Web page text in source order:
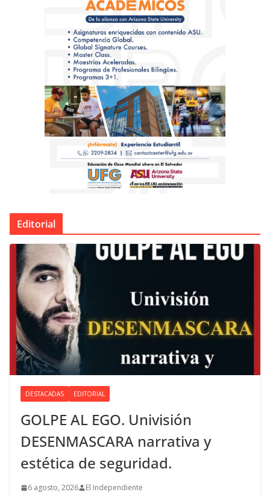
Editorial
DESTACADAS EDITORIAL
GOLPE AL EGO. Univisión
DESENMASCARA narrativa y
estética de seguridad.
6 agosto, 2026 El Independiente